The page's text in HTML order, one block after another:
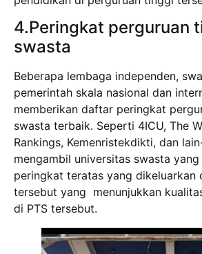
4.Peringkat perguruan
swasta
Beberapa lembaga independen,
pemerintah skala nasional dan
memberikan daftar peringkat
swasta terbaik. Seperti 4ICU, The
Rankings, Kemenristekdikti, dan
mengambil universitas swasta
peringkat teratas yang dikeluarkan
tersebut yang menunjukkan
di PTS tersebut.